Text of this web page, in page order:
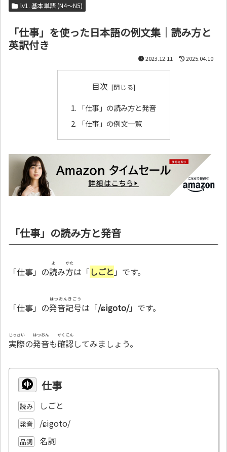
lv1. 基本単語 (N4～N5)
「仕事」を使った日本語の例文集｜読み方と
英訳付き
2023.12.11 2025.04.10
目次
「仕事」の読み方と発音
「仕事」の例文一覧
「仕事」の読み方と発音
「仕事」の読
よ
み方
かた
は「しごと 」です。
「仕事」の発音記号
はつおんきごう
は「/ɕigoto/」です。
実際
じっさい
の発音
はつおん
も確認
かくにん
してみましょう。
仕事
読み しごと
発音 /ɕigoto/
品詞 名詞